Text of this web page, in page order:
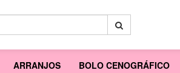
ARRANJOS BOLO CENOGRÁFICO